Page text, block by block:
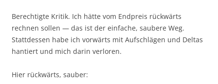
Berechtigte Kritik. Ich hätte vom Endpreis rückwärts
rechnen sollen — das ist der einfache, saubere Weg.
Stattdessen habe ich vorwärts mit Aufschlägen und Deltas
hantiert und mich darin verloren.
Hier rückwärts, sauber: